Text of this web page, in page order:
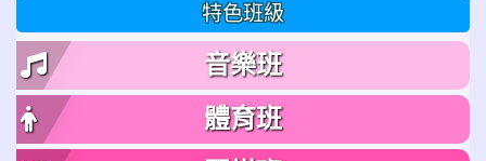
特色班級
音樂班
體育班